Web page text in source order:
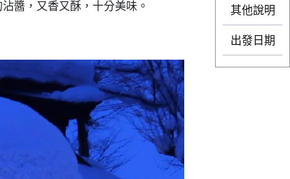
其他說明
出發日期
醬，又香又酥，十分美味。